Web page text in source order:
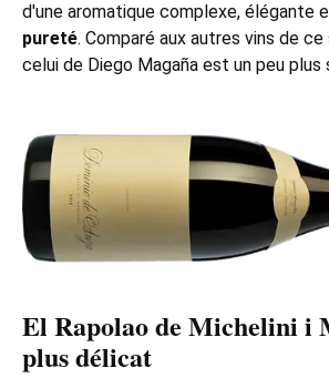
d'une aromatique complexe, élégante
pureté. Comparé aux autres vins de
celui de Diego Magaña est un peu plus
El Rapolao de Michelini i
plus délicat